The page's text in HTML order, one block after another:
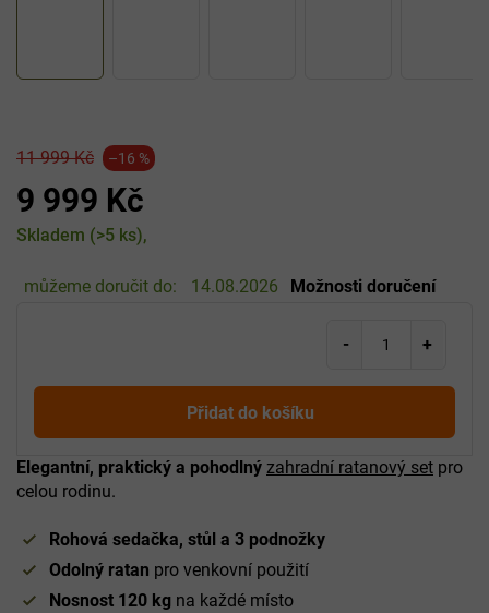
11 999 Kč –16 %
9 999 Kč
Měrná
Skladem (>5 ks)
můžeme doručit do: 14.08.2026 Možnosti doručení
Přidat do košíku
Elegantní, praktický a pohodlný zahradní ratanový set pro
celou rodinu.
Rohová sedačka, stůl a 3 podnožky
Odolný ratan pro venkovní použití
Nosnost 120 kg na každé místo